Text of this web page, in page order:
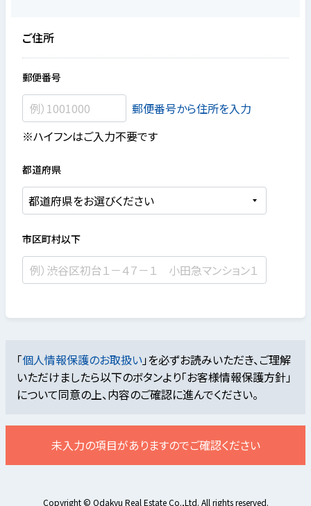
ご住所
郵便番号
郵便番号から住所を入力
※ハイフンはご入力不要です
都道府県
市区町村以下
「個人情報保護のお取扱い」を必ずお読みいただき、ご理解
いただけましたら以下のボタンより「お客様情報保護方針」
について同意の上、内容のご確認に進んでください。
未入力の項目がありますのでご確認ください
Copyright © Odakyu Real Estate Co.,Ltd. All rights reserved.